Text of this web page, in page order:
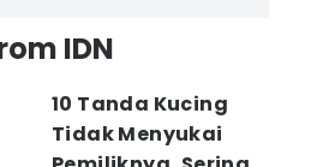
IDN
10 Tanda Kucing
Tidak Menyukai